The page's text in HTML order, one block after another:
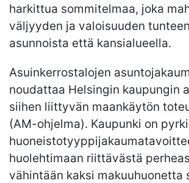
harkittua sommitelmaa, joka
väljyyden ja valoisuuden
asunnoista että kansialueella.
Asuinkerrostalojen
noudattaa Helsingin kaupungin
siihen liittyvän maankäytön
(AM-ohjelma). Kaupunki on
huolehtimaan riittävästä
vähintään kaksi makuuhuonetta